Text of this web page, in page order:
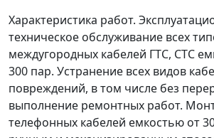
Характеристика работ.
техническое обслуживание всех
междугородных кабелей ГТС, СТС
300 пар. Устранение всех видов
повреждений, в том числе без
выполнение ремонтных работ.
телефонных кабелей емкостью от